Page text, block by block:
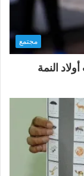
مجتمع
النمة